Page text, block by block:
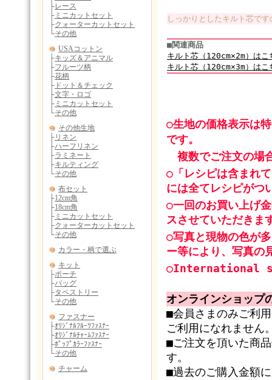
しっかりとしたキルト芯で
■関連商品
キルト芯（120cm×2m）はこ
キルト芯（120cm×3m）はこ
○生地の価格表示は
です。
複数でご注文の場
○「レシピは含まれ
には全てレシピがつ
○一回のお買い上げ
スさせていただきま
○写真と現物の色が
ー等により、写真の
○International
オンラインショップ
■会員さまのみご利
ご利用になれません
■ご注文を頂いた商
す。
■過去のご購入金額